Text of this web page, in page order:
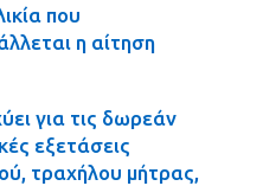
που
η αίτηση
για τις δωρεάν
εξετάσεις
τραχήλου μήτρας,